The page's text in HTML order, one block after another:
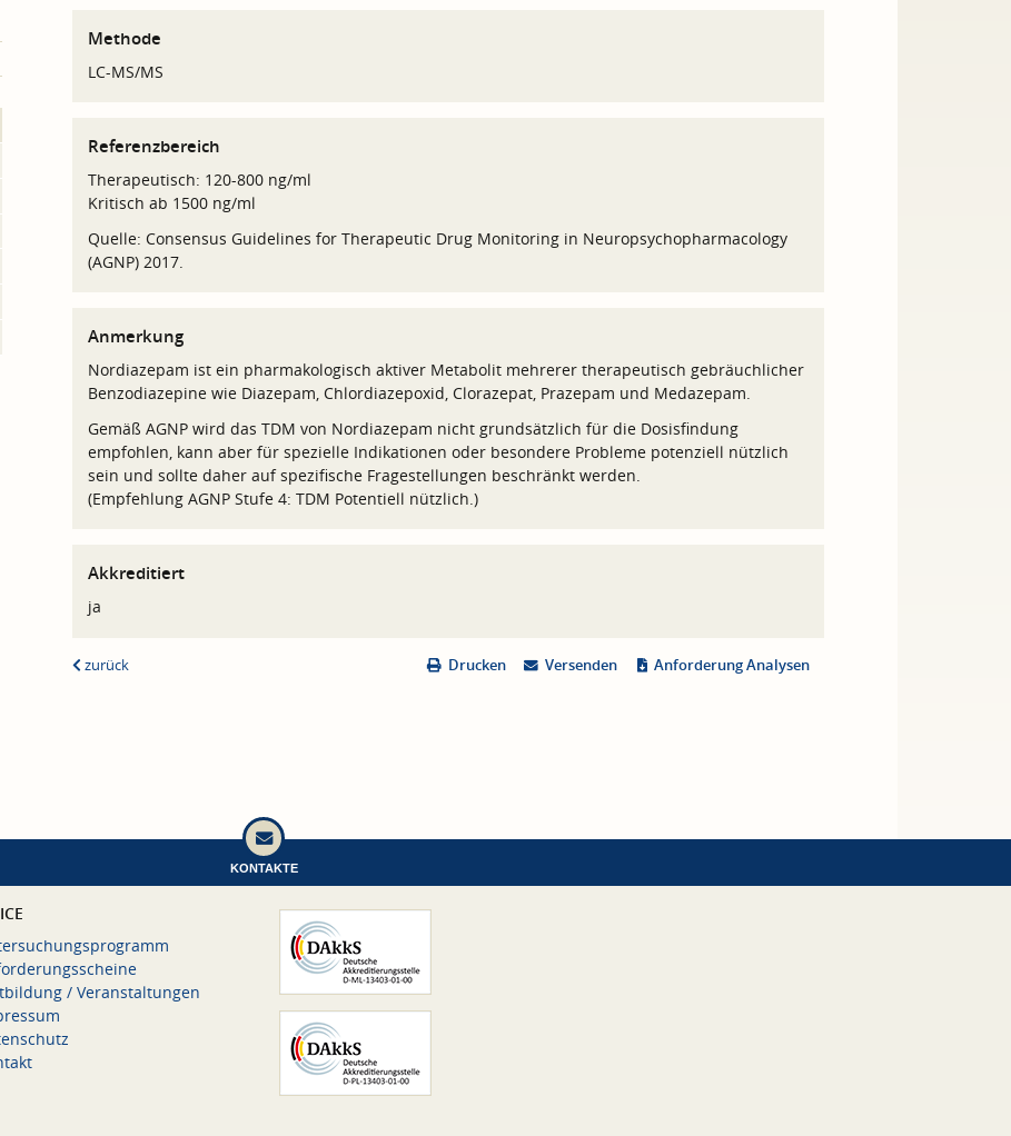
Methode
LC-MS/MS
Referenzbereich
Therapeutisch: 120-800 ng/ml
Kritisch ab 1500 ng/ml
Quelle: Consensus Guidelines for Therapeutic Drug Monitoring in Neuropsychopharmacology
(AGNP) 2017.
Anmerkung
Nordiazepam ist ein pharmakologisch aktiver Metabolit mehrerer therapeutisch gebräuchlicher
Benzodiazepine wie Diazepam, Chlordiazepoxid, Clorazepat, Prazepam und Medazepam.
Gemäß AGNP wird das TDM von Nordiazepam nicht grundsätzlich für die Dosisfindung
empfohlen, kann aber für spezielle Indikationen oder besondere Probleme potenziell nützlich
sein und sollte daher auf spezifische Fragestellungen beschränkt werden.
(Empfehlung AGNP Stufe 4: TDM Potentiell nützlich.)
Akkreditiert
ja
Drucken Versenden Anforderung Analysen
zurück
KONTAKTE
/ Veranstaltungen